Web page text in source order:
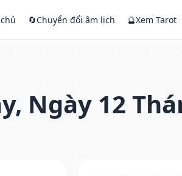
🔄Chuyển đổi âm lịch 🔮Xem Tarot
Ngày 12